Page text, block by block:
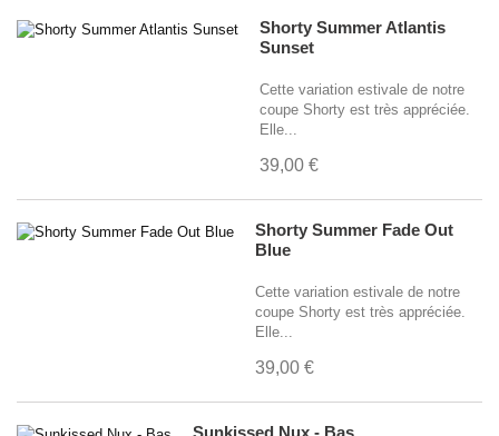
Shorty Summer Atlantis
Sunset
Cette variation estivale de notre
coupe Shorty est très appréciée.
Elle...
39,00 €
Shorty Summer Fade Out
Blue
Cette variation estivale de notre
coupe Shorty est très appréciée.
Elle...
39,00 €
Sunkissed Nux - Bas